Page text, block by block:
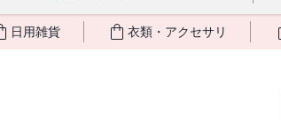
日用雑貨 衣類・アクセサリ